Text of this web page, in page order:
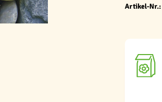
Artikel-Nr.: